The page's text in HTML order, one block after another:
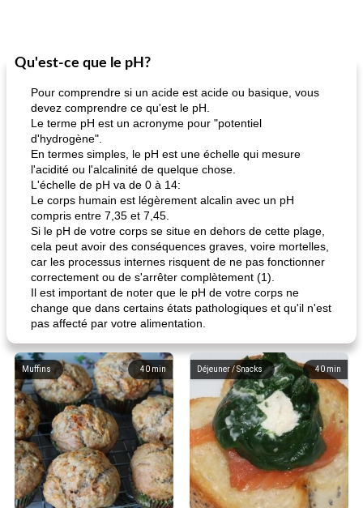
Qu'est-ce que le pH?
Pour comprendre si un acide est acide ou basique, vous
devez comprendre ce qu'est le pH.
Le terme pH est un acronyme pour "potentiel
d'hydrogène".
En termes simples, le pH est une échelle qui mesure
l'acidité ou l'alcalinité de quelque chose.
L'échelle de pH va de 0 à 14:
Le corps humain est légèrement alcalin avec un pH
compris entre 7,35 et 7,45.
Si le pH de votre corps se situe en dehors de cette plage,
cela peut avoir des conséquences graves, voire mortelles,
car les processus internes risquent de ne pas fonctionner
correctement ou de s'arrêter complètement (1).
Il est important de noter que le pH de votre corps ne
change que dans certains états pathologiques et qu'il n'est
pas affecté par votre alimentation.
40 min
Muffins 40 min
Déjeuner / Snacks